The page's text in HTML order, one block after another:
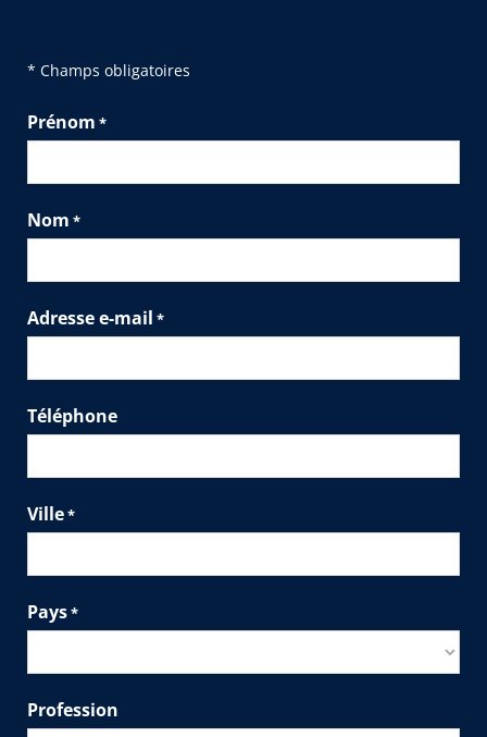
* Champs obligatoires
Prénom *
Nom *
Adresse e-mail *
Téléphone
Ville*
Pays*
Profession